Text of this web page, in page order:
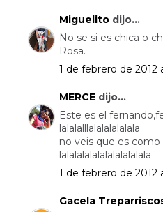
Miguelito dijo...
No se si es chica o
Rosa.
1 de febrero de 2012
MERCE dijo...
Este es el
lalalalllalalalalalala
no veis que es como
lalalalalalalalalalalala
1 de febrero de 2012
Gacela